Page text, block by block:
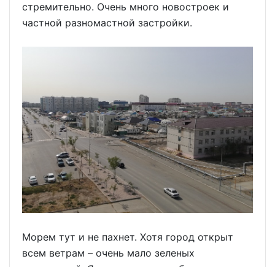
стремительно. Очень много новостроек и
частной разномастной застройки.
Морем тут и не пахнет. Хотя город открыт
всем ветрам – очень мало зеленых